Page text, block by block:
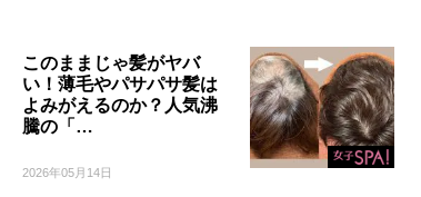
このままじゃ髪がヤバ
い！薄毛やパサパサ髪は
よみがえるのか？人気沸
騰の「…
2026年05月14日